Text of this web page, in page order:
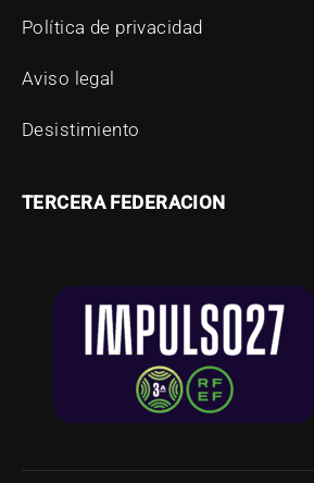
Política de privacidad
Aviso legal
Desistimiento
TERCERA FEDERACION